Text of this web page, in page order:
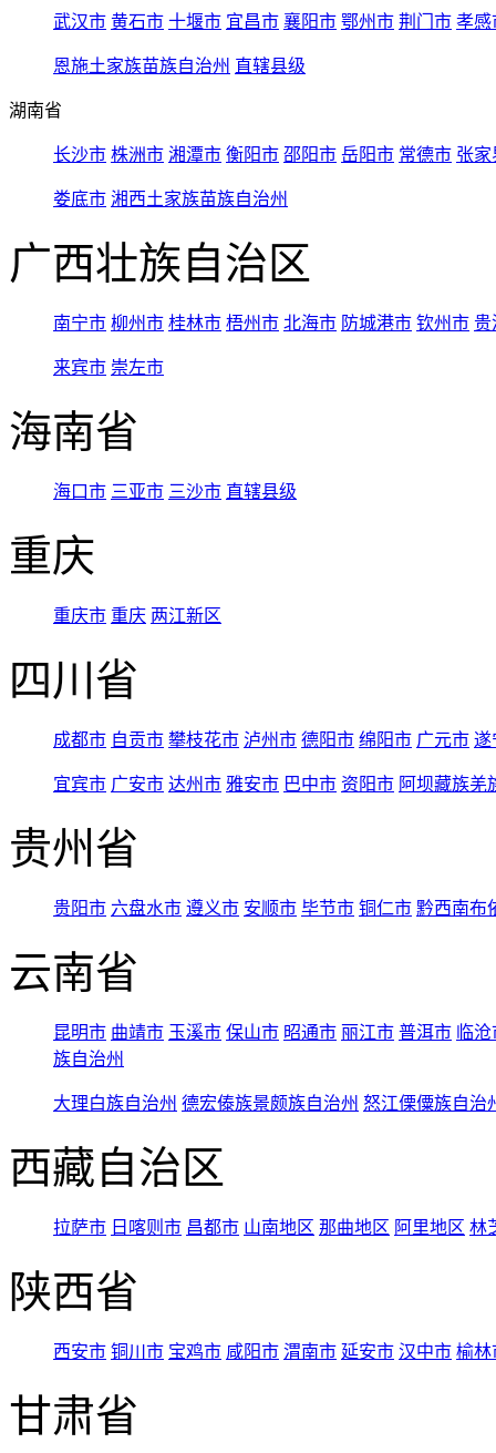
武汉市 黄石市 十堰市 宜昌市 襄阳市 鄂州市 荆门市 孝感
恩施土家族苗族自治州 直辖县级
湖南省
长沙市 株洲市 湘潭市 衡阳市 邵阳市 岳阳市 常德市 张家
娄底市 湘西土家族苗族自治州
广西壮族自治区
南宁市 柳州市 桂林市 梧州市 北海市 防城港市 钦州市 贵
来宾市 崇左市
海南省
海口市 三亚市 三沙市 直辖县级
重庆
重庆市 重庆 两江新区
四川省
成都市 自贡市 攀枝花市 泸州市 德阳市 绵阳市 广元市 遂
宜宾市 广安市 达州市 雅安市 巴中市 资阳市 阿坝藏族羌
贵州省
贵阳市 六盘水市 遵义市 安顺市 毕节市 铜仁市 黔西南布
云南省
昆明市 曲靖市 玉溪市 保山市 昭通市 丽江市 普洱市 临
族自治州
大理白族自治州 德宏傣族景颇族自治州 怒江傈僳族自治
西藏自治区
拉萨市 日喀则市 昌都市 山南地区 那曲地区 阿里地区 林
陕西省
西安市 铜川市 宝鸡市 咸阳市 渭南市 延安市 汉中市 榆林
甘肃省